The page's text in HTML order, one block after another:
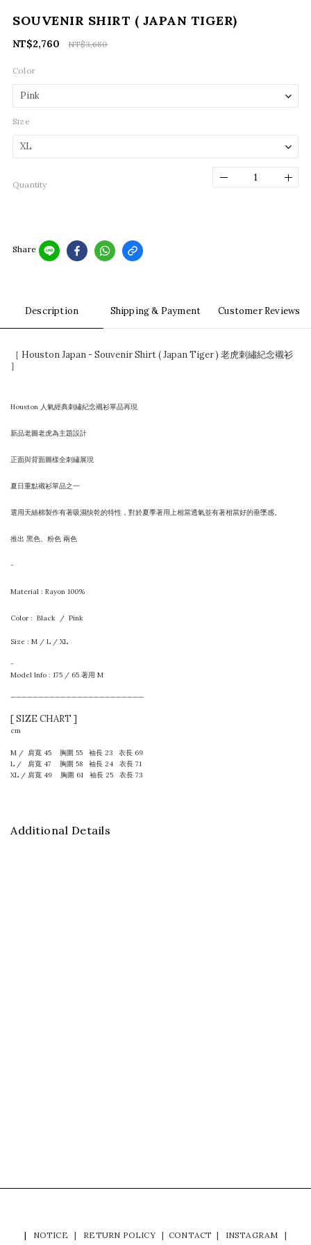
SOUVENIR SHIRT ( JAPAN TIGER)
NT$3,680
NT$2,760
Color
Size
Quantity
Share
Description Shipping & Payment Customer Reviews
［ Houston Japan - Souvenir Shirt ( Japan Tiger ) 老虎刺繡紀念襯衫
］
Houston 人氣經典刺繡紀念襯衫單品再現
新品老圖老虎為主題設計
正面與背面圖樣全刺繡展現
夏日重點襯衫單品之一
選用天絲棉製作有著吸濕快乾的特性，對於夏季著用上相當透氣並有著相當好的垂墜感。
推出 黑色、粉色 兩色
-
Material : Rayon 100%
Color : Black / Pink
Size : M / L / XL
-
Model Info : 175 / 65 著用 M
————————————————————————
[ SIZE CHART ]
cm
M / 肩寬 45 胸圍 55 袖長 23 衣長 69
L / 肩寬 47 胸圍 58 袖長 24 衣長 71
XL / 肩寬 49 胸圍 61 袖長 25 衣長 73
Additional Details
| NOTICE | RETURN POLICY | CONTACT | INSTAGRAM
|